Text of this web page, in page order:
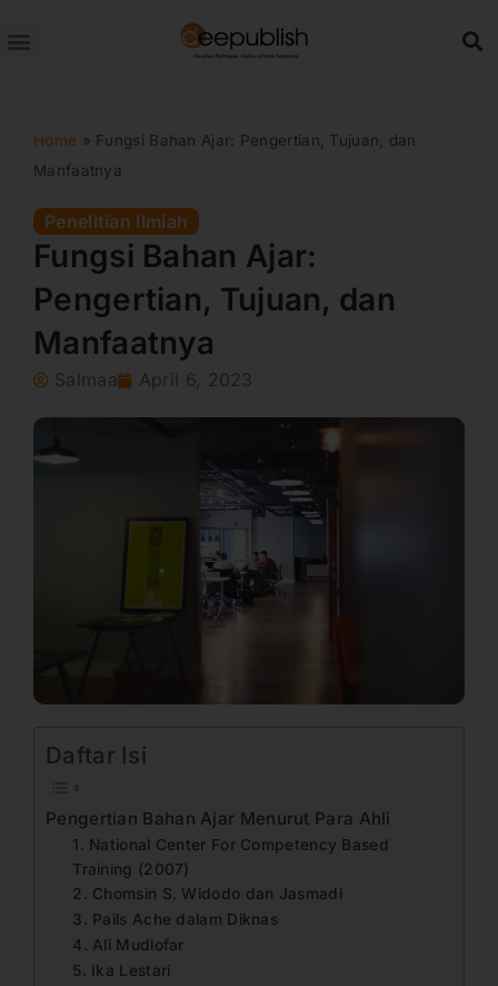
ke
Home » Fungsi Bahan Ajar: Pengertian, Tujuan, dan
Manfaatnya
Penelitian Ilmiah
Fungsi Bahan Ajar:
Pengertian, Tujuan, dan
Manfaatnya
Salmaa April 6, 2023
Daftar Isi
Pengertian Bahan Ajar Menurut Para Ahli
1. National Center For Competency Based
Training (2007)
2. Chomsin S. Widodo dan Jasmadi
3. Pails Ache dalam Diknas
4. Ali Mudlofar
5. Ika Lestari